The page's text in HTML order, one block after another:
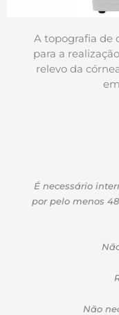
A topografia de
para a
relevo da
É necessário
por pelo menos
Não